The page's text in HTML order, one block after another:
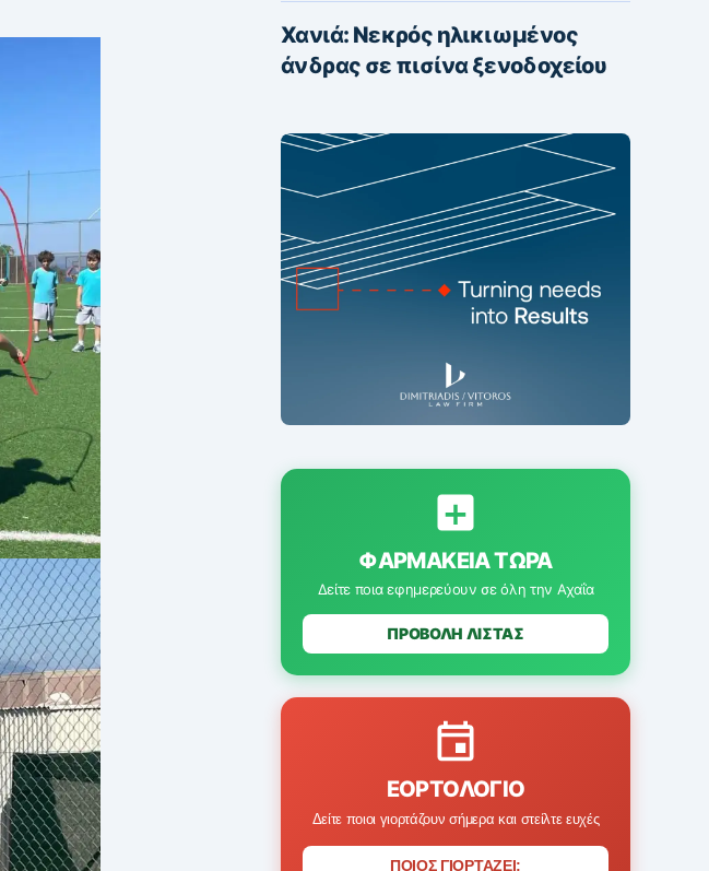
Χανιά: Νεκρός ηλικιωμένος
άνδρας σε πισίνα ξενοδοχείου
ΦΑΡΜΑΚΕΊΑ ΤΏΡΑ
Δείτε ποια εφημερεύουν σε όλη την Αχαΐα
ΠΡΟΒΟΛΗ ΛΙΣΤΑΣ
ΕΟΡΤΟΛΌΓΙΟ
Δείτε ποιοι γιορτάζουν σήμερα και στείλτε ευχές
ΠΟΙΟΣ ΓΙΟΡΤΑΖΕΙ;